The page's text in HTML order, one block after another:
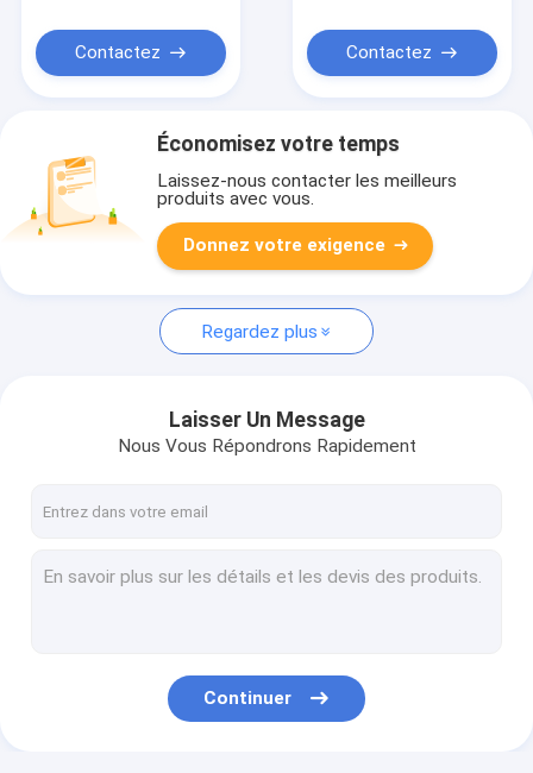
Contactez Contactez
Économisez votre temps
Laissez-nous contacter les meilleurs
produits avec vous.
Donnez votre exigence
Regardez plus
Laisser Un Message
Nous Vous Répondrons Rapidement
Continuer